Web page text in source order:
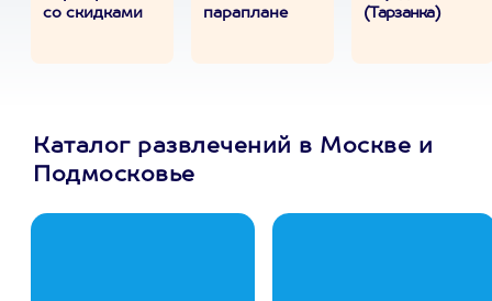
со скидками
параплане
(Тарзанка)
Каталог развлечений в Москве и
Подмосковье